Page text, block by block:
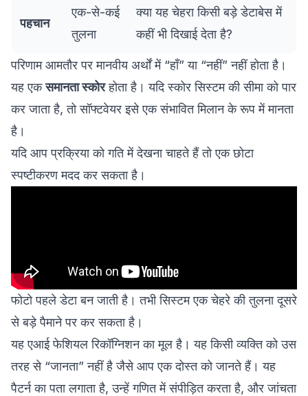
पहचान
एक-से-कई
तुलना
क्या यह चेहरा किसी बड़े डेटाबेस में
कहीं भी दिखाई देता है?
परिणाम आमतौर पर मानवीय अर्थों में “हाँ” या “नहीं” नहीं होता है।
यह एकसमानता स्कोरहोता है। यदि स्कोर सिस्टम की सीमा को पार
कर जाता है, तो सॉफ्टवेयर इसे एक संभावित मिलान के रूप में मानता
है।
यदि आप प्रक्रिया को गति में देखना चाहते हैं तो एक छोटा
स्पष्टीकरण मदद कर सकता है।
फोटो पहले डेटा बन जाती है। तभी सिस्टम एक चेहरे की तुलना दूसरे
से बड़े पैमाने पर कर सकता है।
यह एआई फेशियल रिकॉग्निशन का मूल है। यह किसी व्यक्ति को उस
तरह से “जानता” नहीं है जैसे आप एक दोस्त को जानते हैं। यह
पैटर्न का पता लगाता है, उन्हें गणित में संपीड़ित करता है, और जांचता